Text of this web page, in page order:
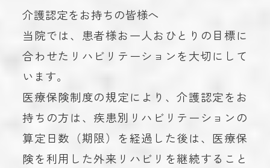
介護認定をお持ちの皆様へ
当院では、患者様お一人おひとりの目標に
合わせたリハビリテーションを大切にして
います。
医療保険制度の規定により、介護認定をお
持ちの方は、疾患別リハビリテーションの
算定日数（期限）を経過した後は、医療保
険を利用した外来リハビリを継続すること